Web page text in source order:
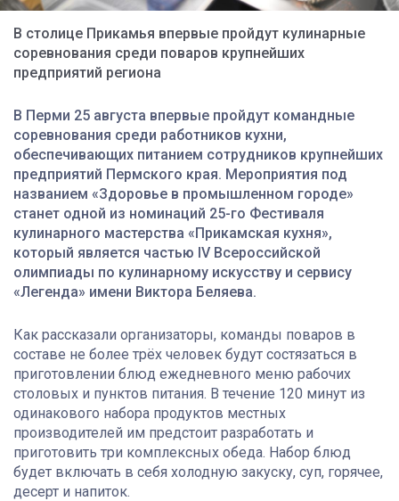
В столице Прикамья впервые пройдут кулинарные
соревнования среди поваров крупнейших
предприятий региона
В Перми 25 августа впервые пройдут командные
соревнования среди работников кухни,
обеспечивающих питанием сотрудников крупнейших
предприятий Пермского края. Мероприятия под
названием «Здоровье в промышленном городе»
станет одной из номинаций 25-го Фестиваля
кулинарного мастерства «Прикамская кухня»,
который является частью IV Всероссийской
олимпиады по кулинарному искусству и сервису
«Легенда» имени Виктора Беляева.
Как рассказали организаторы, команды поваров в
составе не более трёх человек будут состязаться в
приготовлении блюд ежедневного меню рабочих
столовых и пунктов питания. В течение 120 минут из
одинакового набора продуктов местных
производителей им предстоит разработать и
приготовить три комплексных обеда. Набор блюд
будет включать в себя холодную закуску, суп, горячее,
десерт и напиток.